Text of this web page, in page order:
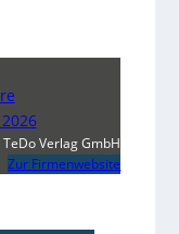
TeDo Verlag GmbH
Zur Firmenwebsite